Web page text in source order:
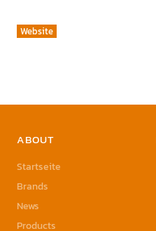
Website
ABOUT
Startseite
Brands
News
Products